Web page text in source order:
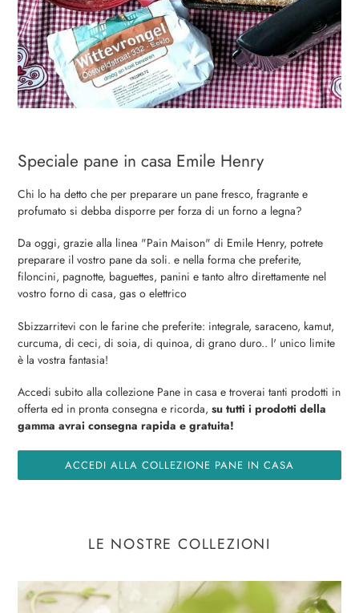
Speciale pane in casa Emile Henry
Chi lo ha detto che per preparare un pane fresco, fragrante e
profumato si debba disporre per forza di un forno a legna?
Da oggi, grazie alla linea "Pain Maison" di Emile Henry, potrete
preparare il vostro pane da soli. e nella forma che preferite,
filoncini, pagnotte, baguettes, panini e tanto altro direttamente nel
vostro forno di casa, gas o elettrico
Sbizzarritevi con le farine che preferite: integrale, saraceno, kamut,
curcuma, di ceci, di soia, di quinoa, di grano duro.. l' unico limite
è la vostra fantasia!
Accedi subito alla collezione Pane in casa e troverai tanti prodotti in
offerta ed in pronta consegna e ricorda, su tutti i prodotti della
gamma avrai consegna rapida e gratuita!
ACCEDI ALLA COLLEZIONE PANE IN CASA
LE NOSTRE COLLEZIONI